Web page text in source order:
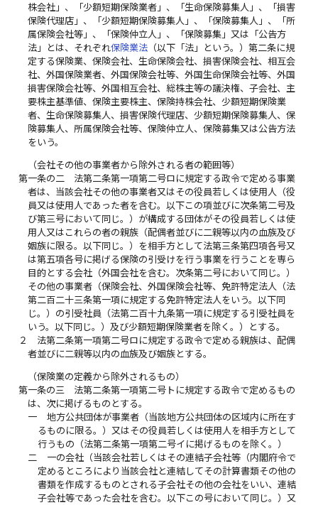
株会社」、「少額短期保険業者」、「生命保険募集人」、「損害
保険代理店」、「少額短期保険募集人」、「保険募集人」、「所
属保険会社等」、「保険仲立人」、「保険募集」又は「公告方
法」とは、それぞれ保険業法 （以下「法」という。）第二条に規
定する保険業、保険会社、生命保険会社、損害保険会社、相互会
社、外国保険業者、外国保険会社等、外国生命保険会社等、外国
損害保険会社等、外国相互会社、総株主等の議決権、子会社、主
要株主基準値、保険主要株主、保険持株会社、少額短期保険業
者、生命保険募集人、損害保険代理店、少額短期保険募集人、保
険募集人、所属保険会社等、保険仲立人、保険募集又は公告方法
をいう。
（会社その他の事業者から除外される者の範囲等）
第一条の二
法第二条第一項第二号ロに規定する政令で定める事業
者は、当該会社その他の事業者又はその役員若しくは使用人（役
員又は使用人であった者を含む。以下この項並びに次条第二号及
び第三号において同じ。）が構成する団体がその役員若しくは使
用人又はこれらの者の親族（配偶者並びに二親等以内の血族及び
姻族に限る。以下同じ。）を相手方として法第三条第四項各号又
は第五項各号に掲げる保険の引受けを行う事業を行うことを専ら
目的とする会社（外国会社を含む。次条第二号において同じ。）
その他の事業者（保険会社、外国保険会社等、免許特定法人（法
第二百二十三条第一項に規定する免許特定法人をいう。以下同
じ。）の引受社員（法第二百十九条第一項に規定する引受社員を
いう。以下同じ。）及び少額短期保険業者を除く。）とする。
２
法第二条第一項第二号ロに規定する政令で定める親族は、配偶
者並びに二親等以内の血族及び姻族とする。
（保険業の定義から除外されるもの）
第一条の三
法第二条第一項第二号トに規定する政令で定めるもの
は、次に掲げるものとする。
一
地方公共団体が事業者（当該地方公共団体の区域内に所在す
るものに限る。）又はその役員若しくは使用人を相手方として
行うもの（法第二条第一項第二号イに掲げるものを除く。）
二
一の会社（当該会社若しくはその連結子会社等（内閣府令で
定めるところにより当該会社と連結してその計算書類その他の
書類を作成するものとされる子会社その他の会社をいい、連結
子会社等であった会社を含む。以下この号において同じ。）又